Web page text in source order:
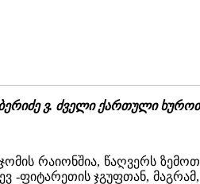
ბერიძე ვ. ძველი ქართული
რაიონშია, წაღვერს
-ფიტარეთის ჯგუფთან,